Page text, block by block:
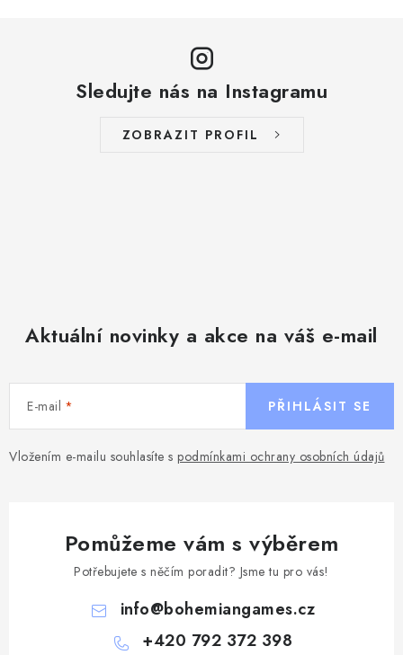
Sledujte nás na Instagramu
ZOBRAZIT PROFIL
Aktuální novinky a akce na váš e-mail
E-mail
Vložením e-mailu souhlasíte s podmínkami ochrany osobních údajů
PŘIHLÁSIT SE
Pomůžeme vám s výběrem
Potřebujete s něčím poradit? Jsme tu pro vás!
info@bohemiangames.cz
+420 792 372 398